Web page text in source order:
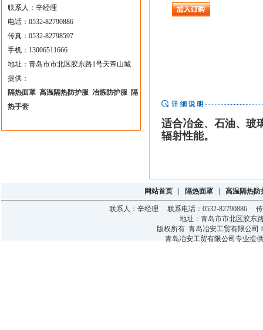
联系人： 辛经理
电话： 0532-82790886
传真： 0532-82798597
手机： 13006511666
地址： 青岛市市北区胶东路1号天帝山城
提供：
隔热面罩 高温隔热防护服 冶炼防护服 隔
热手套
适合冶金、石油、玻
辐射性能。
网站首页 隔热面罩 高温隔热防
联系人：辛经理 联系电话：0532-82790886 传
地址：青岛市市北区胶东
版权所有 青岛冶安工贸有限公司
青岛冶安工贸有限公司 专业提